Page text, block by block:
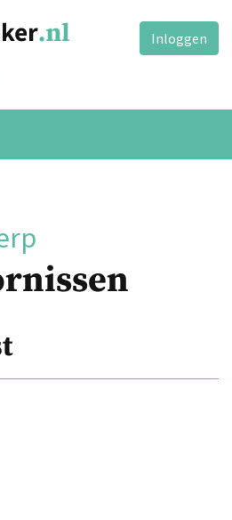
Inloggen